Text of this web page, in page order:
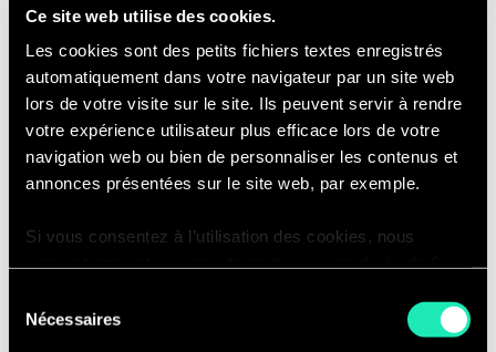
Ce site web utilise des cookies.
Les cookies sont des petits fichiers textes enregistrés
automatiquement dans votre navigateur par un site web
lors de votre visite sur le site. Ils peuvent servir à rendre
votre expérience utilisateur plus efficace lors de votre
navigation web ou bien de personnaliser les contenus et
annonces présentées sur le site web, par exemple.
Si vous consentez à l’utilisation des cookies, nous
consentir à cette utilisation à nouveau. Si vous ne
Nécessaires
Podcasts
Écoutez nos experts discuter avec d'autres experts du secteur et
découvrez des podcasts créés en interne.
Ecouter nos podcasts